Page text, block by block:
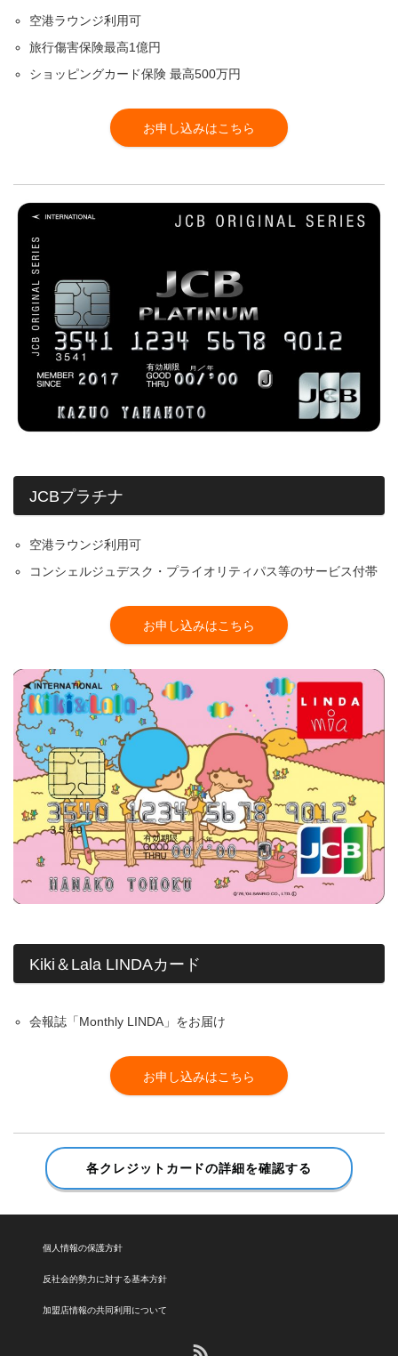
空港ラウンジ利用可
旅行傷害保険最高1億円
ショッピングカード保険 最高500万円
お申し込みはこちら
JCBプラチナ
空港ラウンジ利用可
コンシェルジュデスク・プライオリティパス等のサービス付帯
お申し込みはこちら
Kiki＆Lala LINDAカード
会報誌「Monthly LINDA」をお届け
お申し込みはこちら
各クレジットカードの詳細を確認する
個人情報の保護方針
反社会的勢力に対する基本方針
加盟店情報の共同利用について